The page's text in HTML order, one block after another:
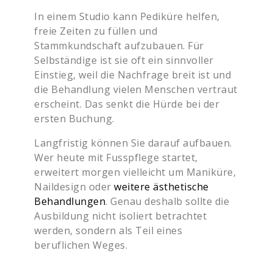
In einem Studio kann Pediküre helfen,
freie Zeiten zu füllen und
Stammkundschaft aufzubauen. Für
Selbständige ist sie oft ein sinnvoller
Einstieg, weil die Nachfrage breit ist und
die Behandlung vielen Menschen vertraut
erscheint. Das senkt die Hürde bei der
ersten Buchung.
Langfristig können Sie darauf aufbauen.
Wer heute mit Fusspflege startet,
erweitert morgen vielleicht um Maniküre,
Naildesign oder weitere ästhetische
Behandlungen. Genau deshalb sollte die
Ausbildung nicht isoliert betrachtet
werden, sondern als Teil eines
beruflichen Weges.